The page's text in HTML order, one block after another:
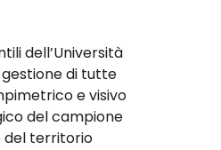
dell’Università
gestione di tutte
e visivo
del campione
del territorio